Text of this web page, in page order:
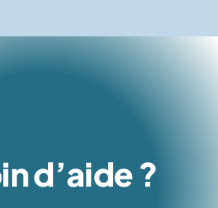
d’aide ?